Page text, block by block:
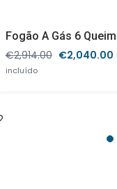
Fogão A Gás 6
€2,914.00 O
€2,040.00
incluído